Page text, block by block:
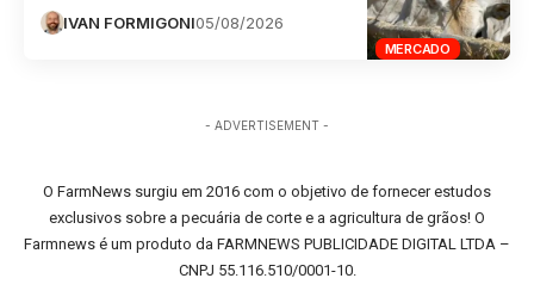
MERCADO
IVAN FORMIGONI05/08/2026
- ADVERTISEMENT -
O FarmNews surgiu em 2016 com o objetivo de fornecer estudos
exclusivos sobre a pecuária de corte e a agricultura de grãos! O
Farmnews é um produto da FARMNEWS PUBLICIDADE DIGITAL LTDA –
CNPJ 55.116.510/0001-10.